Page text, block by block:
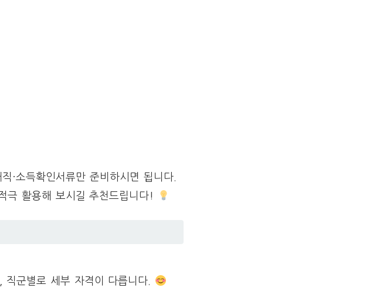
·소득확인서류만 준비하시면 됩니다.
극 활용해 보시길 추천드립니다!
군별로 세부 자격이 다릅니다.